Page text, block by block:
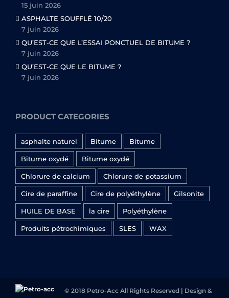
15 juin 2026
ASPHALTE SOUFFLÉ 10/20
7 juin 2026
QU’EST-CE QUE L’ESSAI PONCTUEL DE BITUME ?
7 juin 2026
QU’EST-CE QUE LE BITUME ?
7 juin 2026
PRODUCT CATEGORIES
asphalte naturel Bitume Bitume
Bitume oxydé Bitume oxydé
Chlorure de calcium Chlorure de potassium
Cire de paraffine Cire de polyéthylène Gilsonite
HUILE DE BASE la cire Polyéthylène
Produits pétrochimiques SLES WAX
© 2018 Petro-Acc All Rights Reserved | Design &